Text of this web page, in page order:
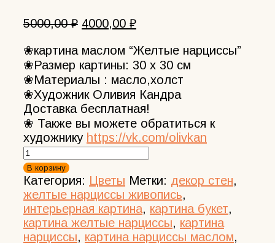
5000,00₽ Первоначальная
составляла
5000,00 ₽.
4000,00 ₽Текущая
4000,00 ₽.
❀картина маслом “Желтые нарциссы”
❀Размер картины: 30 х 30 см
❀Материалы : масло,холст
❀Художник Оливия Кандра
Доставка бесплатная!
❀ Также вы можете обратиться к
художнику https://vk.com/olivkan
Количество
товара
Картина
Нарциссы
масло,
холст.
Художник
В корзину
Категория: Цветы Метки: декор стен,
желтые нарциссы живопись,
интерьерная картина, картина букет,
картина желтые нарциссы, картина
нарциссы, картина нарциссы маслом,